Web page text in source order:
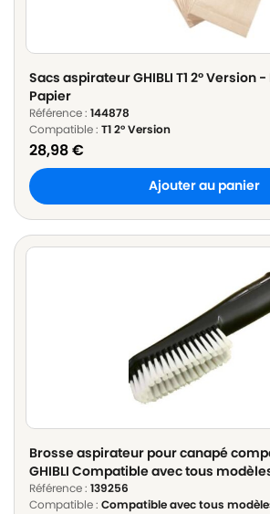
Sacs aspirateur GHIBLI T1 2° Version
Papier
Référence : 144878
Compatible : T1 2° Version
28,98€
Ajouter au panier
Brosse aspirateur pour canapé
GHIBLI Compatible avec tous
32mm ou 35mm
Référence : 139256
Compatible : Compatible avec tous